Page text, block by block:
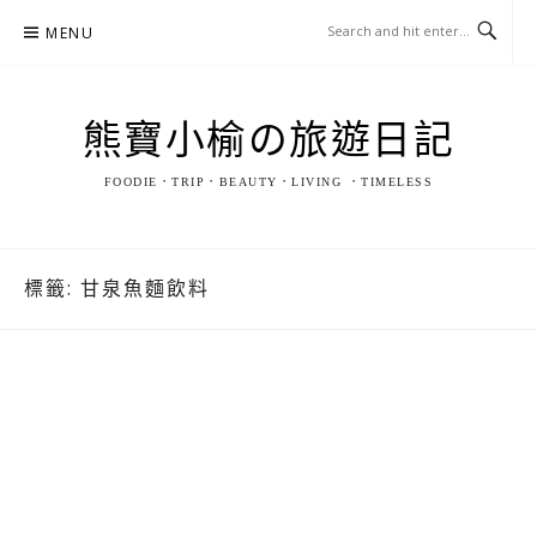
MENU
熊寶小榆の旅遊日記
FOODIE．TRIP．BEAUTY．LIVING ．TIMELESS
標籤: 甘泉魚麵飲料